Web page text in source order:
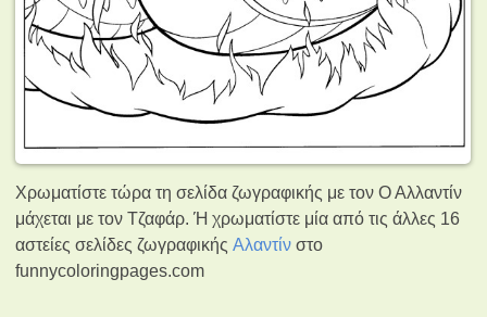
Χρωματίστε τώρα τη σελίδα ζωγραφικής με τον Ο Αλλαντίν
μάχεται με τον Τζαφάρ. Ή χρωματίστε μία από τις άλλες 16
αστείες σελίδες ζωγραφικήςΑλαντίν στο
funnycoloringpages.com